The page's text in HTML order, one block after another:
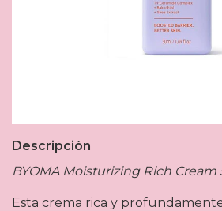
Descripción
BYOMA Moisturizing Rich Cream
Esta crema rica y